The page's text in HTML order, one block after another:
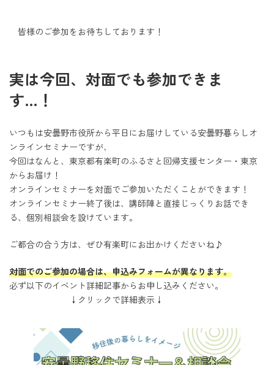
皆様のご参加をお待ちしております！
実は今回、対面でも参加できま
す…！
いつもは安曇野市役所から平日にお届けしている安曇野暮らしオ
ンラインセミナーですが、
今回はなんと、東京都有楽町のふるさと回帰支援センター・東京
からお届け！
オンラインセミナーを対面でご参加いただくことができます！
オンラインセミナー終了後は、講師陣と直接じっくりお話でき
る、個別相談会を設けています。
ご都合の合う方は、ぜひ有楽町にお出かけくださいね♪
対面でのご参加の場合は、申込みフォームが異なります。
必ず以下のイベント詳細記事からお申し込みください。
↓クリックで詳細表示↓